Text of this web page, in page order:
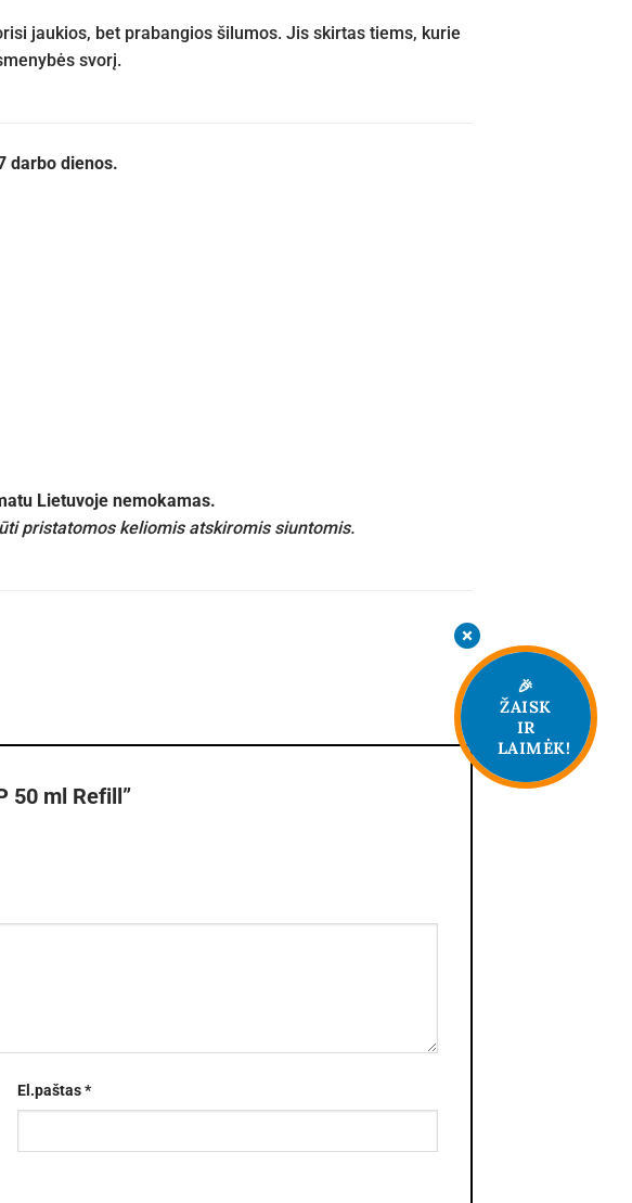
jaukios, bet prabangios šilumos. Jis skirtas tiems, kurie
svorį.
darbo dienos.
Lietuvoje nemokamas.
pristatomos keliomis atskiromis siuntomis.
50 ml Refill”
El.paštas*
🎉
ŽAISK
IR
LAIMĖK!